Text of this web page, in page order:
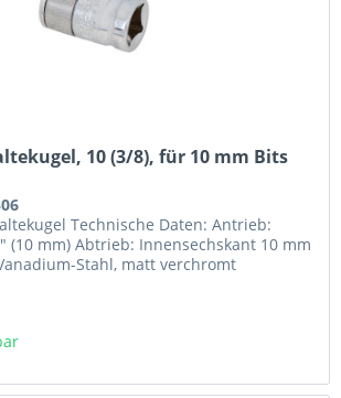
10 (3/8), für 10 mm Bits
Technische Daten: Antrieb:
(10 mm) Abtrieb: Innensechskant 10 mm
Stahl, matt verchromt